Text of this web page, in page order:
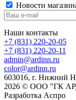
Новости
Наши контакты
+7 (831) 220-20-05
+7 (831) 220-20-11
admin@ardinn.ru
color@ardinn.ru
603016, г. Нижний
2026 © ООО "ГК
Разработка Аспро